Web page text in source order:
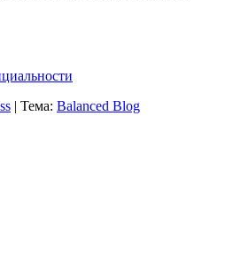
| Тема: Balanced Blog